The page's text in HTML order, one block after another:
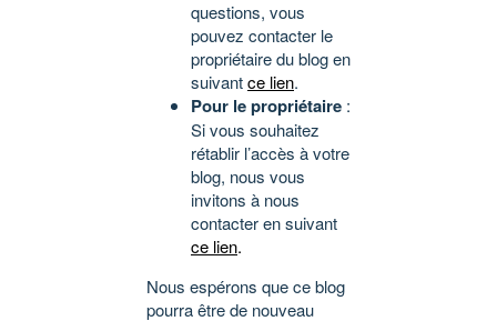
questions, vous
pouvez contacter le
propriétaire du blog en
suivantce lien.
Pour le propriétaire :
Si vous souhaitez
rétablir l’accès à votre
blog, nous vous
invitons à nous
contacter en suivant
ce lien.
Nous espérons que ce blog
pourra être de nouveau